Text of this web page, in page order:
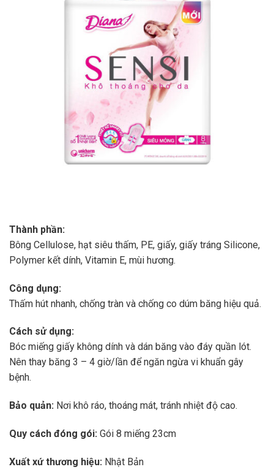
Thành phần:
Bông Cellulose, hạt siêu thấm, PE, giấy, giấy tráng Silicone,
Polymer kết dính, Vitamin E, mùi hương.
Công dụng:
Thấm hút nhanh, chống tràn và chống co dúm băng hiệu quả.
Cách sử dụng:
Bóc miếng giấy không dính và dán băng vào đáy quần lót.
Nên thay băng 3 – 4 giờ/lần để ngăn ngừa vi khuẩn gây
bệnh.
Bảo quản: Nơi khô ráo, thoáng mát, tránh nhiệt độ cao.
Quy cách đóng gói: Gói 8 miếng 23cm
Xuất xứ thương hiệu: Nhật Bản